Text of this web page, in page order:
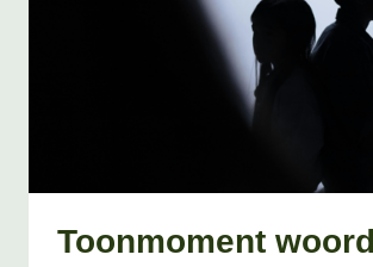
Toonmoment